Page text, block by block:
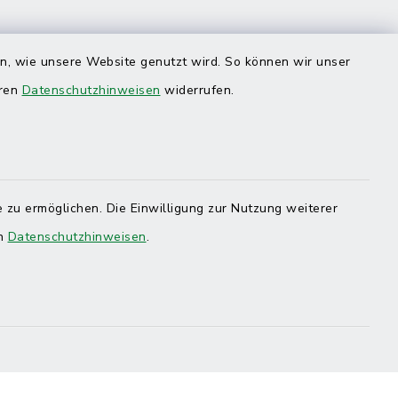
wie unsere Website genutzt wird. So können wir unser
Datenschutzhinweisen widerrufen.
ermöglichen. Die Einwilligung zur Nutzung weiterer
Datenschutzhinweisen.